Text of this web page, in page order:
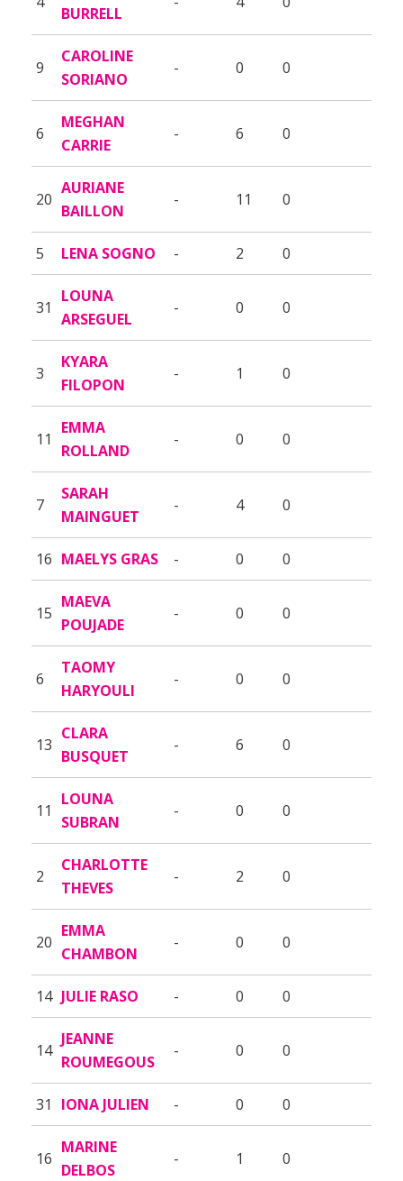
BURRELL
9
CAROLINE
SORIANO
- 0 0
6
MEGHAN
CARRIE
- 6 0
20
AURIANE
BAILLON
- 11 0
5 LENA SOGNO - 2 0
31
LOUNA
ARSEGUEL
- 0 0
3
KYARA
FILOPON
- 1 0
11
EMMA
ROLLAND
- 0 0
7
SARAH
MAINGUET
- 4 0
16 MAELYS GRAS - 0 0
15
MAEVA
POUJADE
- 0 0
6
TAOMY
HARYOULI
- 0 0
13
CLARA
BUSQUET
- 6 0
11
LOUNA
SUBRAN
- 0 0
2
CHARLOTTE
THEVES
- 2 0
20
EMMA
CHAMBON
- 0 0
14 JULIE RASO - 0 0
14
JEANNE
ROUMEGOUS
- 0 0
31 IONA JULIEN - 0 0
16
MARINE
DELBOS
- 1 0